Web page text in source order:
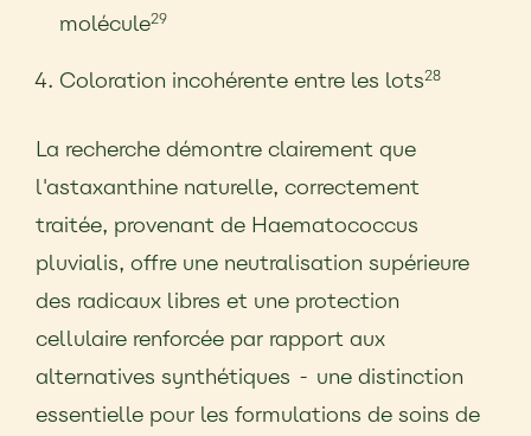
molécule29
Coloration incohérente entre les lots28
La recherche démontre clairement que
l'astaxanthine naturelle, correctement
traitée, provenant de Haematococcus
pluvialis, offre une neutralisation supérieure
des radicaux libres et une protection
cellulaire renforcée par rapport aux
alternatives synthétiques - une distinction
essentielle pour les formulations de soins de